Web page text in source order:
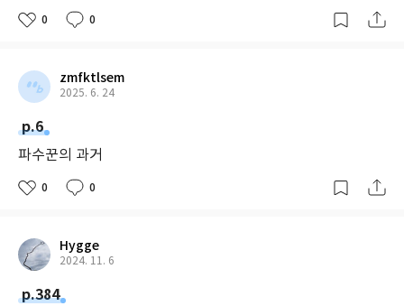
0 0
zmfktlsem
2025. 6. 24
p.6
파수꾼의 과거
0 0
Hygge
2024. 11. 6
p.384